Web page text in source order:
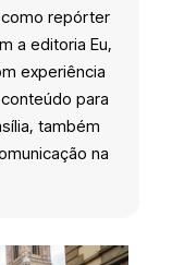
como repórter
a editoria Eu,
experiência
para
também
na